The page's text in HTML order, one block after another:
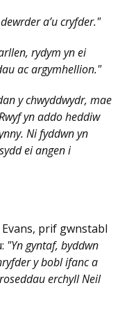
a’u cryfder."
rydym yn ei
ac argymhellion."
y chwyddwydr, mae
yn addo heddiw
Ni fyddwn yn
ei angen i
prif gwnstabl
"Yn gyntaf, byddwn
y bobl ifanc a
erchyll Neil